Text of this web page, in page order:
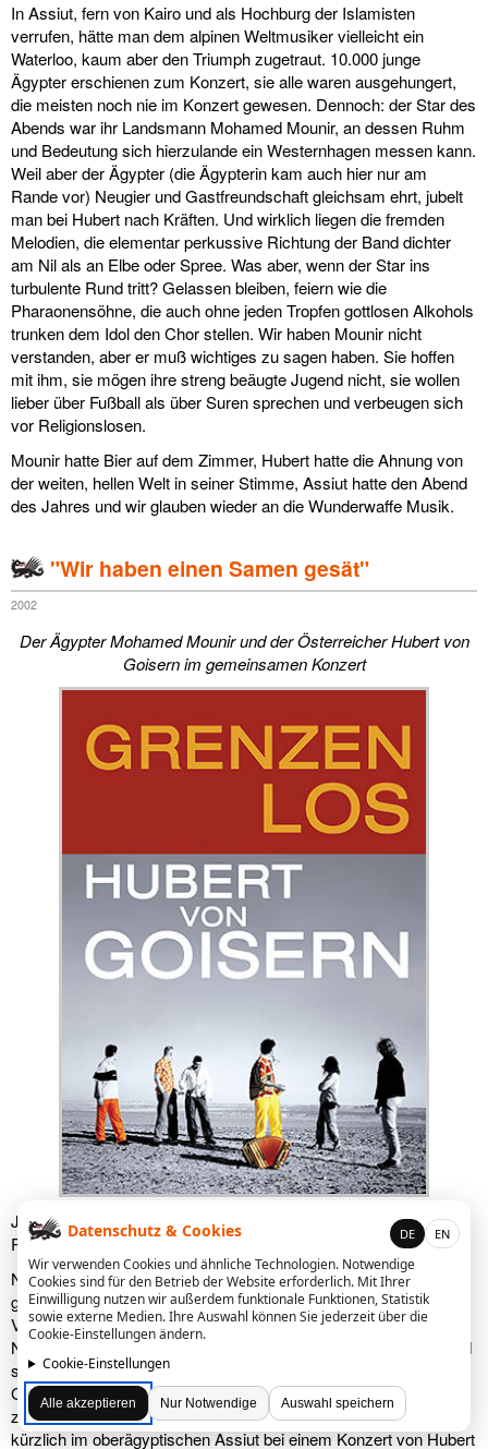
In Assiut, fern von Kairo und als Hochburg der Islamisten
verrufen, hätte man dem alpinen Weltmusiker vielleicht ein
Waterloo, kaum aber den Triumph zugetraut. 10.000 junge
Ägypter erschienen zum Konzert, sie alle waren ausgehungert,
die meisten noch nie im Konzert gewesen. Dennoch: der Star des
Abends war ihr Landsmann Mohamed Mounir, an dessen Ruhm
und Bedeutung sich hierzulande ein Westernhagen messen kann.
Weil aber der Ägypter (die Ägypterin kam auch hier nur am
Rande vor) Neugier und Gastfreundschaft gleichsam ehrt, jubelt
man bei Hubert nach Kräften. Und wirklich liegen die fremden
Melodien, die elementar perkussive Richtung der Band dichter
am Nil als an Elbe oder Spree. Was aber, wenn der Star ins
turbulente Rund tritt? Gelassen bleiben, feiern wie die
Pharaonensöhne, die auch ohne jeden Tropfen gottlosen Alkohols
trunken dem Idol den Chor stellen. Wir haben Mounir nicht
verstanden, aber er muß wichtiges zu sagen haben. Sie hoffen
mit ihm, sie mögen ihre streng beäugte Jugend nicht, sie wollen
lieber über Fußball als über Suren sprechen und verbeugen sich
vor Religionslosen.
Mounir hatte Bier auf dem Zimmer, Hubert hatte die Ahnung von
der weiten, hellen Welt in seiner Stimme, Assiut hatte den Abend
des Jahres und wir glauben wieder an die Wunderwaffe Musik.
"Wir haben einen Samen gesät"
2002
Der Ägypter Mohamed Mounir und der Österreicher Hubert von
Goisern im gemeinsamen Konzert
Jodeln unter Pyramiden, Holleraähdullioöh im Land der
Pharaonen, Alpenrock im Orient?
Noch vor acht Jahren hätte sich die schreibende Zunft nur allzu
gerne dieser Klischees bedient und den Sprung des ersten
Vertreters des 'neuen Alpenrocks' über das Mittelmeer in den
Nahen Osten bejubelt. Die Zeiten derartiger Oberflächlichkeit und
solch einfacher Betrachtungsweise des Musikers Hubert von
Goisern sind vorbei. Der Österreicher hat sich längst vom Volks-
zum Weltmusiker entwickelt. Davon zeugt auch, was sich
kürzlich im oberägyptischen Assiut bei einem Konzert von Hubert
Datenschutz & Cookies DE EN
Wir verwenden Cookies und ähnliche Technologien. Notwendige
Cookies sind für den Betrieb der Website erforderlich. Mit Ihrer
Einwilligung nutzen wir außerdem funktionale Funktionen, Statistik
sowie externe Medien. Ihre Auswahl können Sie jederzeit über die
Cookie-Einstellungen ändern.
Cookie-Einstellungen
Alle akzeptieren Nur Notwendige Auswahl speichern